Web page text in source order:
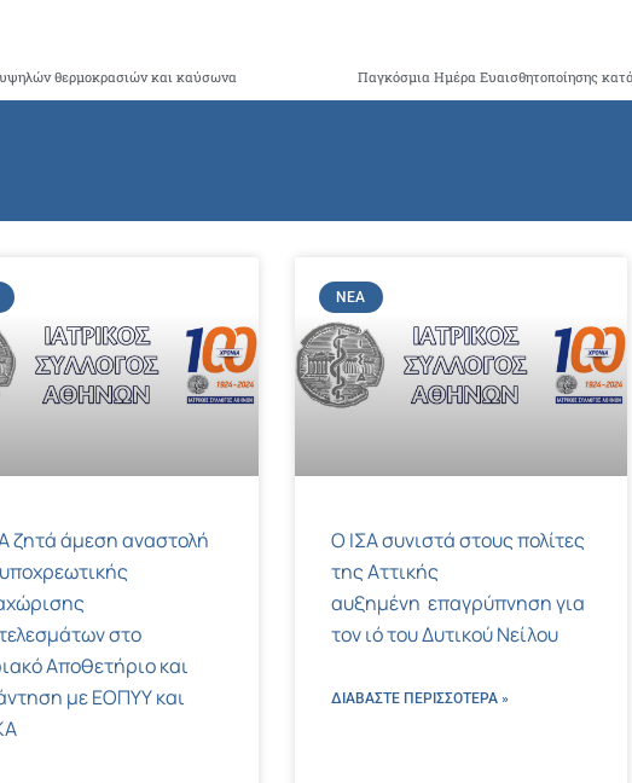
θερμοκρασιών και καύσωνα
ζητά άμεση αναστολή
στο
Αποθετήριο και
με ΕΟΠΥΥ και
ΝΈΑ
Ο ΙΣΑ συνιστά στους πολίτες
της Αττικής
αυξημένη επαγρύπνηση για
τον ιό του Δυτικού Νείλου
ΔΙΑΒΑΣΤΕ ΠΕΡΙΣΣΌΤΕΡΑ »